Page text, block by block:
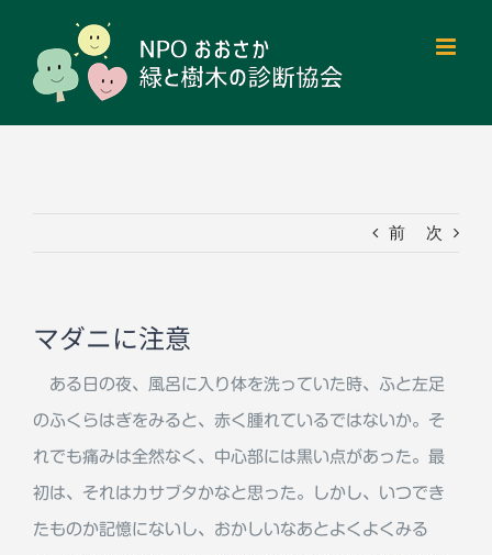
content
前 次
マダニに注意
ある日の夜、風呂に入り体を洗っていた時、ふと左足
のふくらはぎをみると、赤く腫れているではないか。そ
れでも痛みは全然なく、中心部には黒い点があった。最
初は、それはカサブタかなと思った。しかし、いつでき
たものか記憶にないし、おかしいなあとよくよくみる